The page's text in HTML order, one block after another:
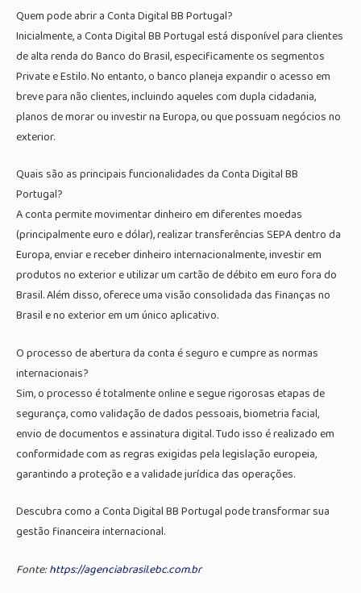
Quem pode abrir a Conta Digital BB Portugal?
Inicialmente, a Conta Digital BB Portugal está disponível para clientes
de alta renda do Banco do Brasil, especificamente os segmentos
Private e Estilo. No entanto, o banco planeja expandir o acesso em
breve para não clientes, incluindo aqueles com dupla cidadania,
planos de morar ou investir na Europa, ou que possuam negócios no
exterior.
Quais são as principais funcionalidades da Conta Digital BB
Portugal?
A conta permite movimentar dinheiro em diferentes moedas
(principalmente euro e dólar), realizar transferências SEPA dentro da
Europa, enviar e receber dinheiro internacionalmente, investir em
produtos no exterior e utilizar um cartão de débito em euro fora do
Brasil. Além disso, oferece uma visão consolidada das finanças no
Brasil e no exterior em um único aplicativo.
O processo de abertura da conta é seguro e cumpre as normas
internacionais?
Sim, o processo é totalmente online e segue rigorosas etapas de
segurança, como validação de dados pessoais, biometria facial,
envio de documentos e assinatura digital. Tudo isso é realizado em
conformidade com as regras exigidas pela legislação europeia,
garantindo a proteção e a validade jurídica das operações.
Descubra como a Conta Digital BB Portugal pode transformar sua
gestão financeira internacional.
Fonte:https://agenciabrasil.ebc.com.br